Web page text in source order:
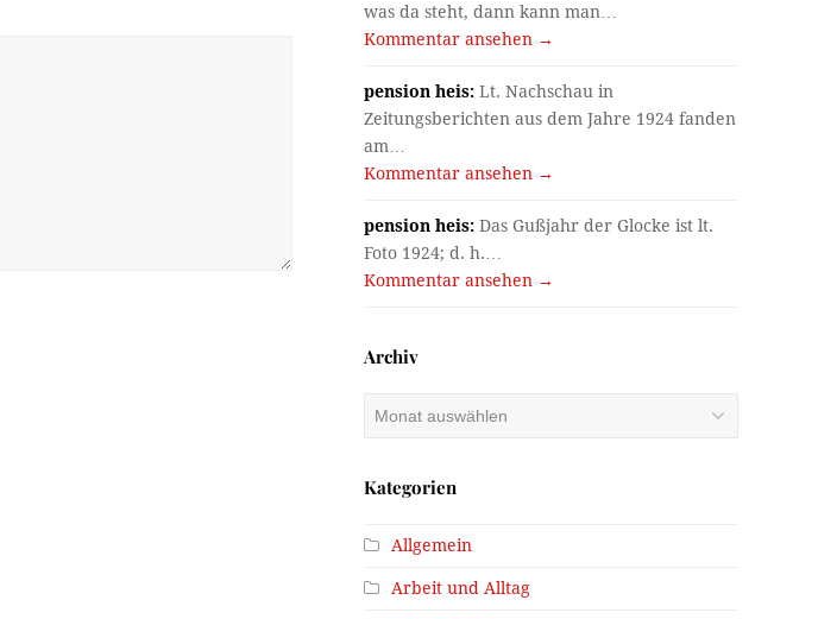
was da steht, dann kann man…
Kommentar ansehen →
pension heis: Lt. Nachschau in
Zeitungsberichten aus dem Jahre 1924 fanden
am…
Kommentar ansehen →
pension heis: Das Gußjahr der Glocke ist lt.
Foto 1924; d. h.…
Kommentar ansehen →
Archiv
Kategorien
Allgemein
Arbeit und Alltag